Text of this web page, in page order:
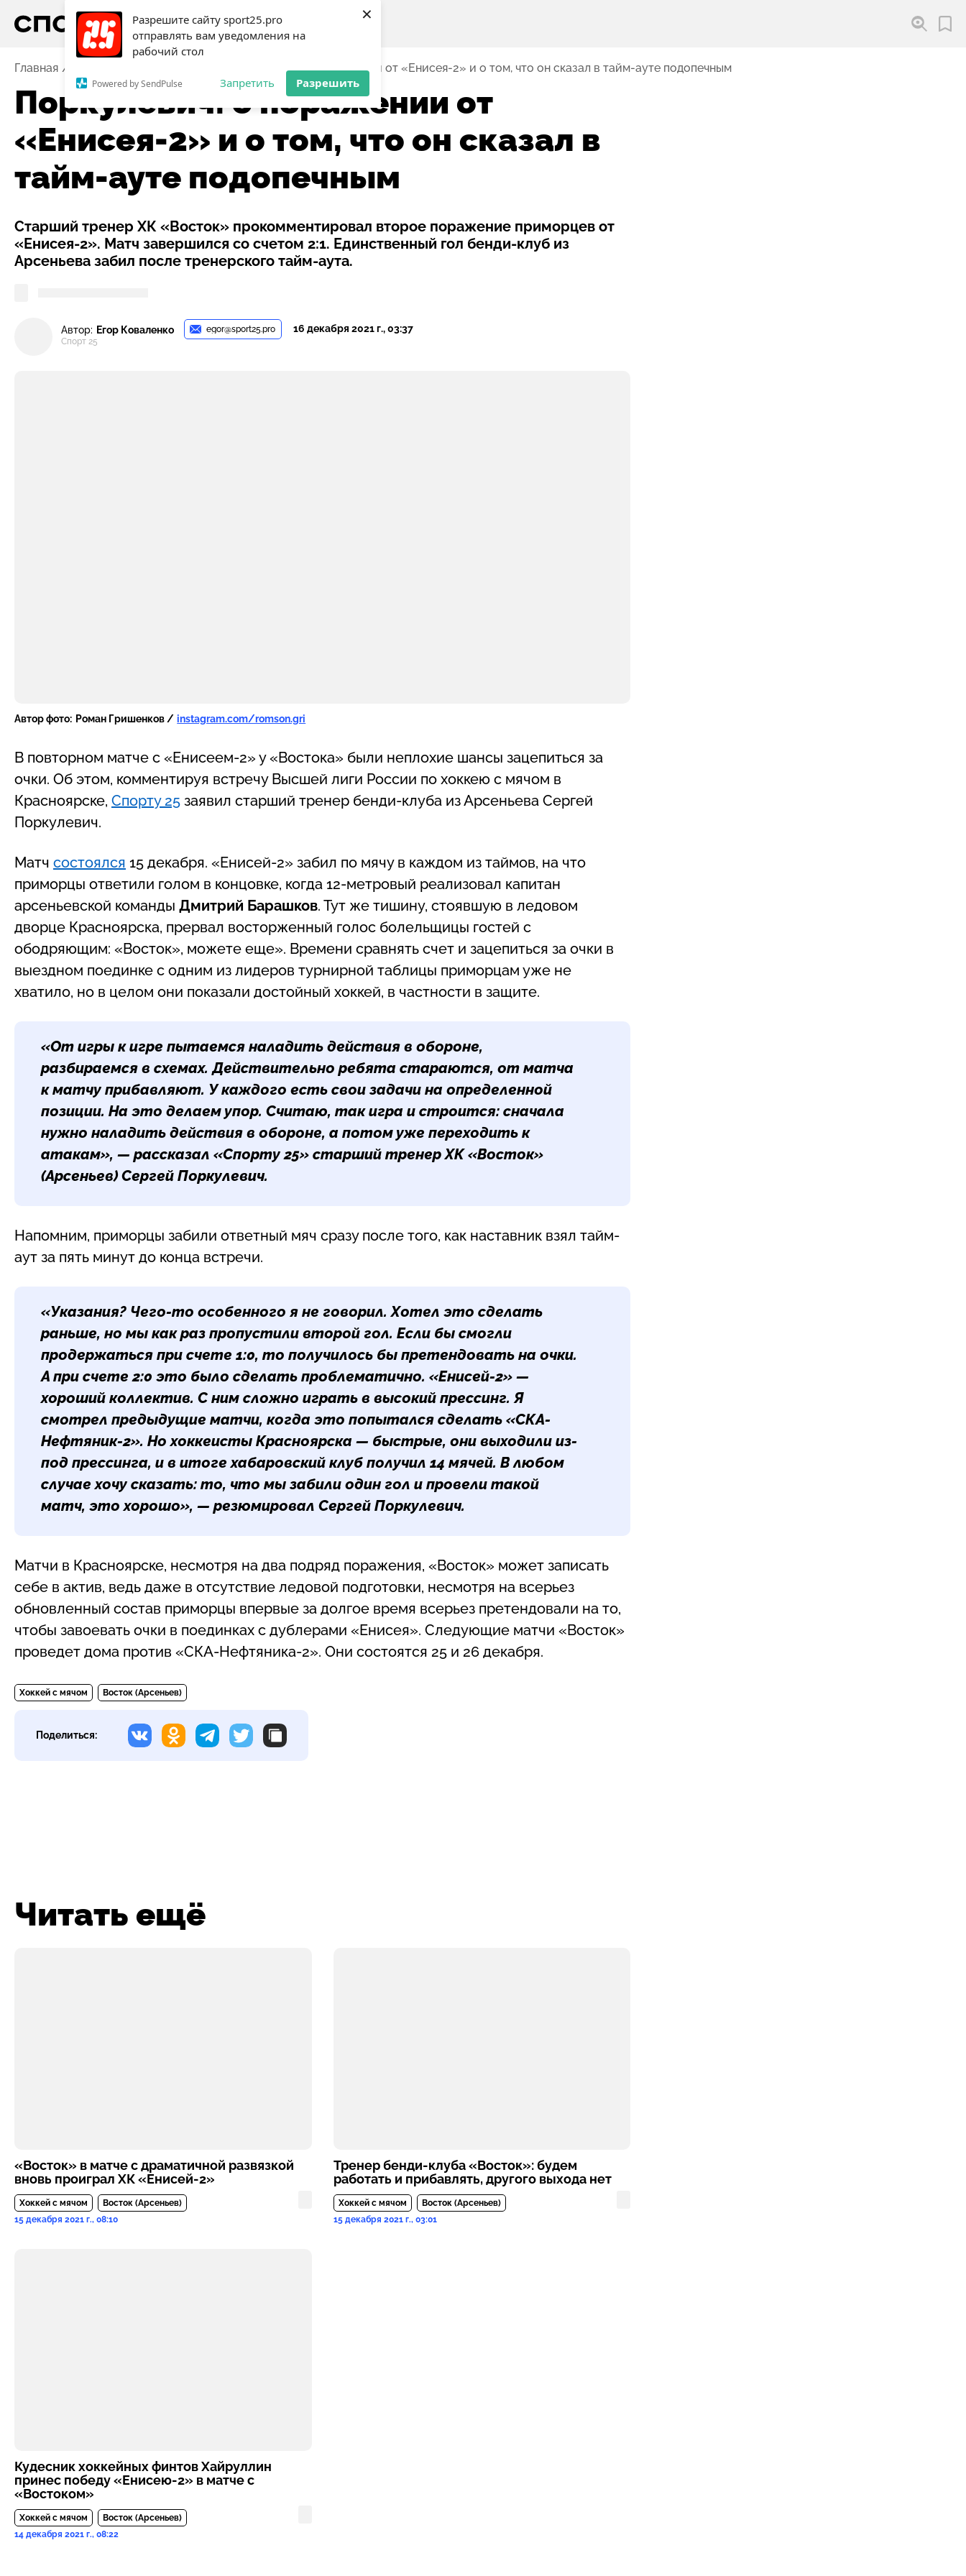
Разрешите сайту sport25.pro
отправлять вам уведомления на
рабочий стол
Powered by SendPulse Запретить Разрешить
×
Главная Поркулевич: о поражении от «Енисея-2» и о том, что он сказал в тайм-ауте подопечным
Поркулевич: о поражении от
«Енисея-2» и о том, что он сказал в
тайм-ауте подопечным
Старший тренер ХК «Восток» прокомментировал второе поражение приморцев от
«Енисея-2». Матч завершился со счетом 2:1. Единственный гол бенди-клуб из
Арсеньева забил после тренерского тайм-аута.
Автор: Егор Коваленко
Спорт 25
egor@sport25.pro 16 декабря 2021 г., 03:37
Автор фото: Роман Гришенков / instagram.com/romson.gri
В повторном матче с «Енисеем-2» у «Востока» были неплохие шансы зацепиться за
очки. Об этом, комментируя встречу Высшей лиги России по хоккею с мячом в
Красноярске, Спорту 25 заявил старший тренер бенди-клуба из Арсеньева Сергей
Поркулевич.
Матч состоялся 15 декабря. «Енисей-2» забил по мячу в каждом из таймов, на что
приморцы ответили голом в концовке, когда 12-метровый реализовал капитан
арсеньевской команды Дмитрий Барашков. Тут же тишину, стоявшую в ледовом
дворце Красноярска, прервал восторженный голос болельщицы гостей с
ободряющим: «Восток», можете еще». Времени сравнять счет и зацепиться за очки в
выездном поединке с одним из лидеров турнирной таблицы приморцам уже не
хватило, но в целом они показали достойный хоккей, в частности в защите.
«От игры к игре пытаемся наладить действия в обороне,
разбираемся в схемах. Действительно ребята стараются, от матча
к матчу прибавляют. У каждого есть свои задачи на определенной
позиции. На это делаем упор. Считаю, так игра и строится: сначала
нужно наладить действия в обороне, а потом уже переходить к
атакам», — рассказал «Спорту 25» старший тренер ХК «Восток»
(Арсеньев)Сергей Поркулевич.
Напомним, приморцы забили ответный мяч сразу после того, как наставник взял тайм-
аут за пять минут до конца встречи.
«Указания? Чего-то особенного я не говорил. Хотел это сделать
раньше, но мы как раз пропустили второй гол. Если бы смогли
продержаться при счете 1:0, то получилось бы претендовать на очки.
А при счете 2:0 это было сделать проблематично. «Енисей-2» —
хороший коллектив. С ним сложно играть в высокий прессинг. Я
смотрел предыдущие матчи, когда это попытался сделать «СКА-
Нефтяник-2». Но хоккеисты Красноярска — быстрые, они выходили из-
под прессинга, и в итоге хабаровский клуб получил 14 мячей. В любом
случае хочу сказать: то, что мы забили один гол и провели такой
матч, это хорошо», — резюмировал Сергей Поркулевич.
Матчи в Красноярске, несмотря на два подряд поражения, «Восток» может записать
себе в актив, ведь даже в отсутствие ледовой подготовки, несмотря на всерьез
обновленный состав приморцы впервые за долгое время всерьез претендовали на то,
чтобы завоевать очки в поединках с дублерами «Енисея». Следующие матчи «Восток»
проведет дома против «СКА-Нефтяника-2». Они состоятся 25 и 26 декабря.
Хоккей с мячом Восток (Арсеньев)
Поделиться:
Читать ещё
«Восток» в матче с драматичной развязкой
вновь проиграл ХК «Енисей-2»
Хоккей с мячом
Восток (Арсеньев)
15 декабря 2021 г., 08:10
Тренер бенди-клуба «Восток»: будем
работать и прибавлять, другого выхода нет
Хоккей с мячом
Восток (Арсеньев)
15 декабря 2021 г., 03:01
Кудесник хоккейных финтов Хайруллин
принес победу «Енисею-2» в матче с
«Востоком»
Хоккей с мячом
Восток (Арсеньев)
14 декабря 2021 г., 08:22